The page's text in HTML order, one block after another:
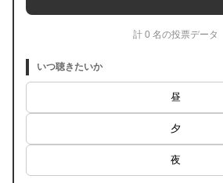
計 0 名の投票データ
いつ聴きたいか
昼
夕
夜